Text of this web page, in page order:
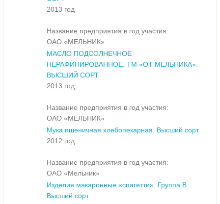
2013 год
Название предприятия в год участия:
ОАО «МЕЛЬНИК»
МАСЛО ПОДСОЛНЕЧНОЕ
НЕРАФИНИРОВАННОЕ. ТМ «ОТ МЕЛЬНИКА».
ВЫСШИЙ СОРТ
2013 год
Название предприятия в год участия:
ОАО «МЕЛЬНИК»
Мука пшеничная хлебопекарная. Высший сорт
2012 год
Название предприятия в год участия:
ОАО «Мельник»
Изделия макаронные «спагетти». Группа В.
Высший сорт